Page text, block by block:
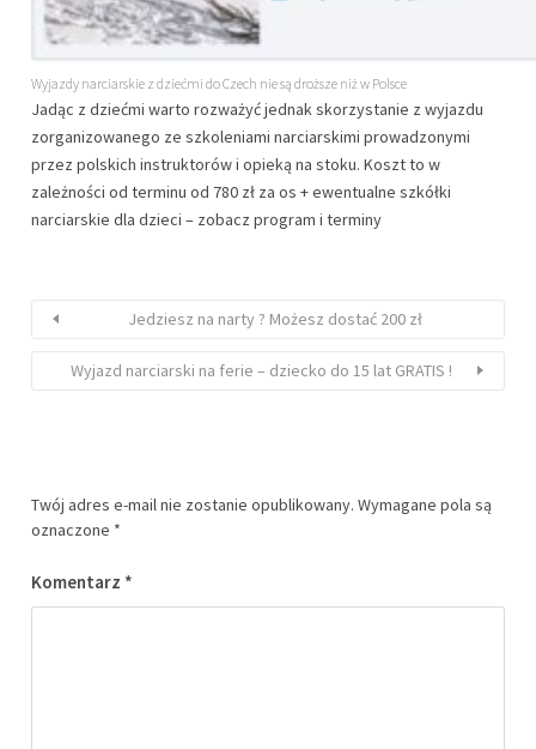
Wyjazdy narciarskie z dziećmi do Czech nie są droższe niż w Polsce
Jadąc z dziećmi warto rozważyć jednak skorzystanie z wyjazdu
zorganizowanego ze szkoleniami narciarskimi prowadzonymi
przez polskich instruktorów i opieką na stoku. Koszt to w
zależności od terminu od 780 zł za os + ewentualne szkółki
narciarskie dla dzieci – zobacz program i terminy
Jedziesz na narty ? Możesz dostać 200 zł
Wyjazd narciarski na ferie – dziecko do 15 lat GRATIS !
Twój adres e-mail nie zostanie opublikowany. Wymagane pola są
oznaczone *
Komentarz *